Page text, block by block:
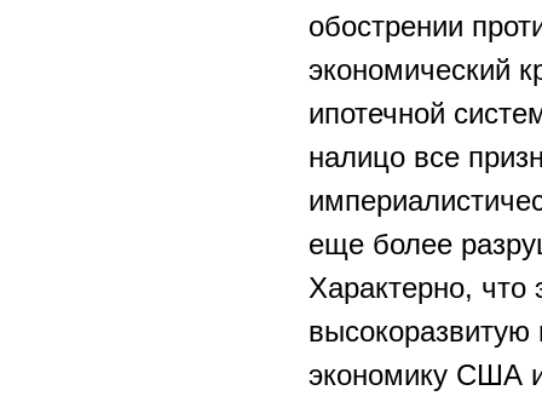
обострении
экономический
ипотечной
налицо все
еще более
Характерно, что
высокоразвитую
экономику США